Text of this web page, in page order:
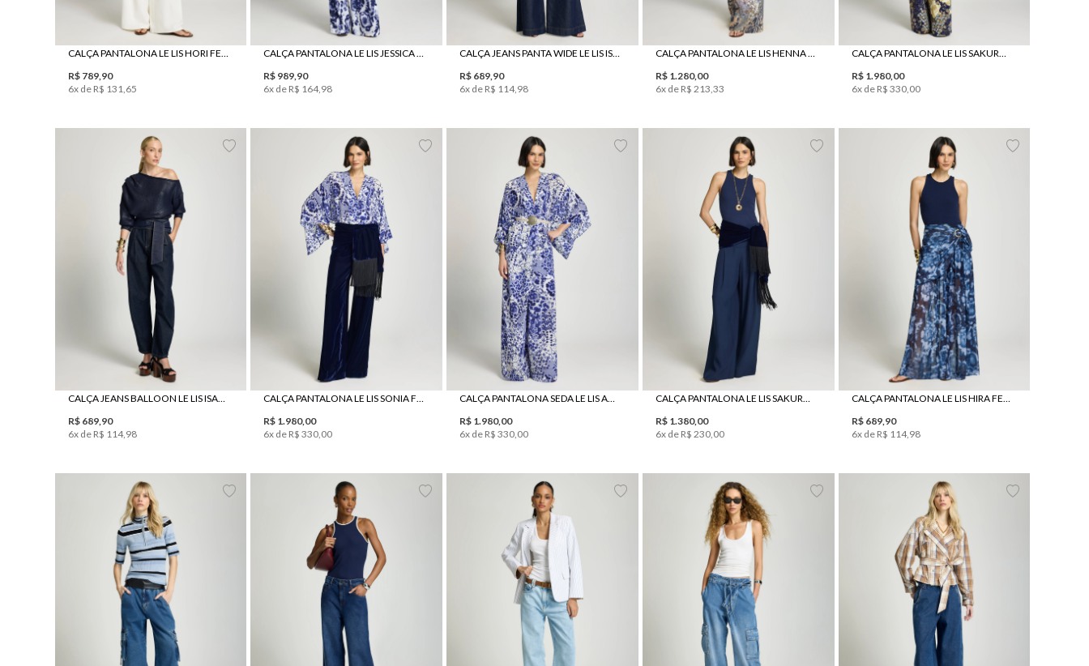
CALÇA PANTALONA LE LIS HORI FEMININA
R$ 789, 90
6x de R$ 131 65
CALÇA PANTALONA LE LIS JESSICA FEMININA
R$ 989 90
6x de R$ 164, 98
CALÇA JEANS PANTA WIDE LE LIS ISIS FEMININA
R$ 689 90
6x de R$ 114, 98
CALÇA PANTALONA LE LIS HENNA FEMININA
R$ 1.280, 00
6x de R$ 213 33
CALÇA PANTALONA LE LIS SAKURA I FEMININA
R$ 1.980, 00
6x de R$ 330, 00
34 36 38
CALÇA JEANS BALLOON LE LIS ISADORA FEMININA
R$ 689, 90
6x de R$ 114, 98
34 36 38
CALÇA PANTALONA LE LIS SONIA FEMININA
R$ 1.980, 00
6x de R$ 330 00
34 36 38
CALÇA PANTALONA SEDA LE LIS AKARI FEMININA
R$ 1.980, 00
6x de R$ 330 00
34 36 38
CALÇA PANTALONA LE LIS SAKURA II FEMININA
R$ 1.380, 00
6x de R$ 230, 00
PP
CALÇA PANTALONA LE LIS HIRA FEMININA
R$ 689, 90
6x de R$ 114, 98
34 36 34 36 38 34 36 38 34 36 38 34 36